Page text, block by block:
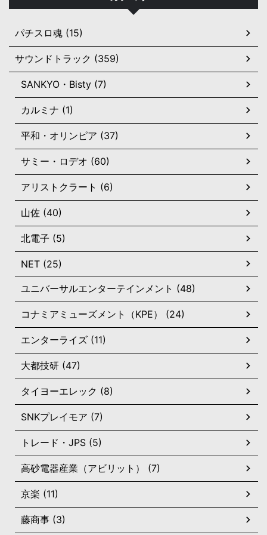
パチスロ魂 (15)
サウンドトラック (359)
SANKYO・Bisty (7)
カルミナ (1)
平和・オリンピア (37)
サミー・ロデオ (60)
アリストクラート (6)
山佐 (40)
北電子 (5)
NET (25)
ユニバーサルエンターテインメント (48)
コナミアミューズメント（KPE） (24)
エンターライズ (11)
大都技研 (47)
タイヨーエレック (8)
SNKプレイモア (7)
トレード・JPS (5)
高砂電器産業（アビリット） (7)
京楽 (11)
藤商事 (3)